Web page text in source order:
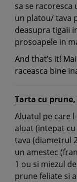
sa se racoresca
un platou/ tava
deasupra tigaii
prosoapele in
And that’s it!
raceasca bine
Tarta cu
Aluatul pe care
aluat (intepat
tava (diametrul
un amestec
1 ou si miezul
prune feliate si